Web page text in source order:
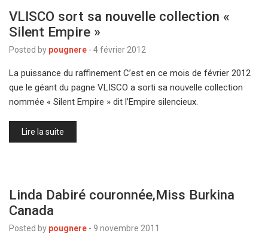
VLISCO sort sa nouvelle collection «
Silent Empire »
Posted by pougnere - 4 février 2012
La puissance du raffinement C’est en ce mois de février 2012
que le géant du pagne VLISCO a sorti sa nouvelle collection
nommée « Silent Empire » dit l’Empire silencieux.
Lire la suite
Linda Dabiré couronnée,Miss Burkina
Canada
Posted by pougnere - 9 novembre 2011